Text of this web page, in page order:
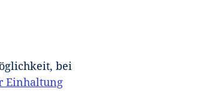
bei
Einhaltung